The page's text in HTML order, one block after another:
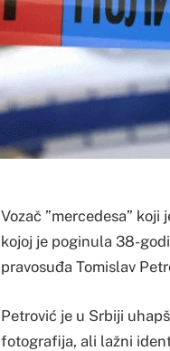
Vozač ”mercedesa”
kojoj je poginula 38-
pravosuđa Tomislav
Petrović je u Srbiji
fotografija, ali lažni